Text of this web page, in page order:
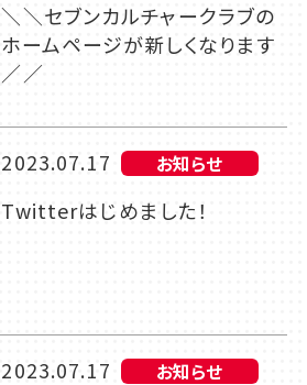
＼＼セブンカルチャークラブの
ホームページが新しくなります
／／
2023.07.17 お知らせ
Twitterはじめました！
2023.07.17 お知らせ